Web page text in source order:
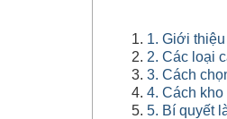
1. Giới
2. Các loại
3. Cách
4. Cách
5. Bí quyết